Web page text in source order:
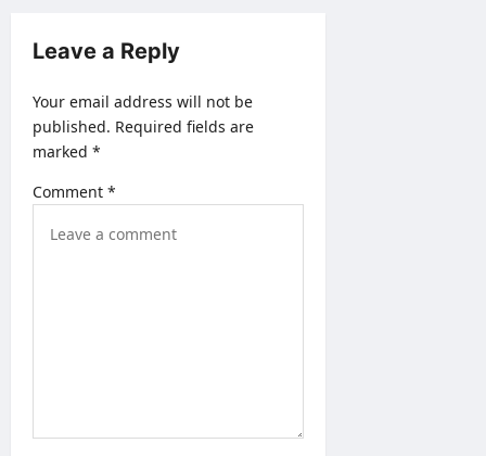
i
a
t
o
Leave a Reply
Your email address will not be
published. Required fields are
marked *
Comment *